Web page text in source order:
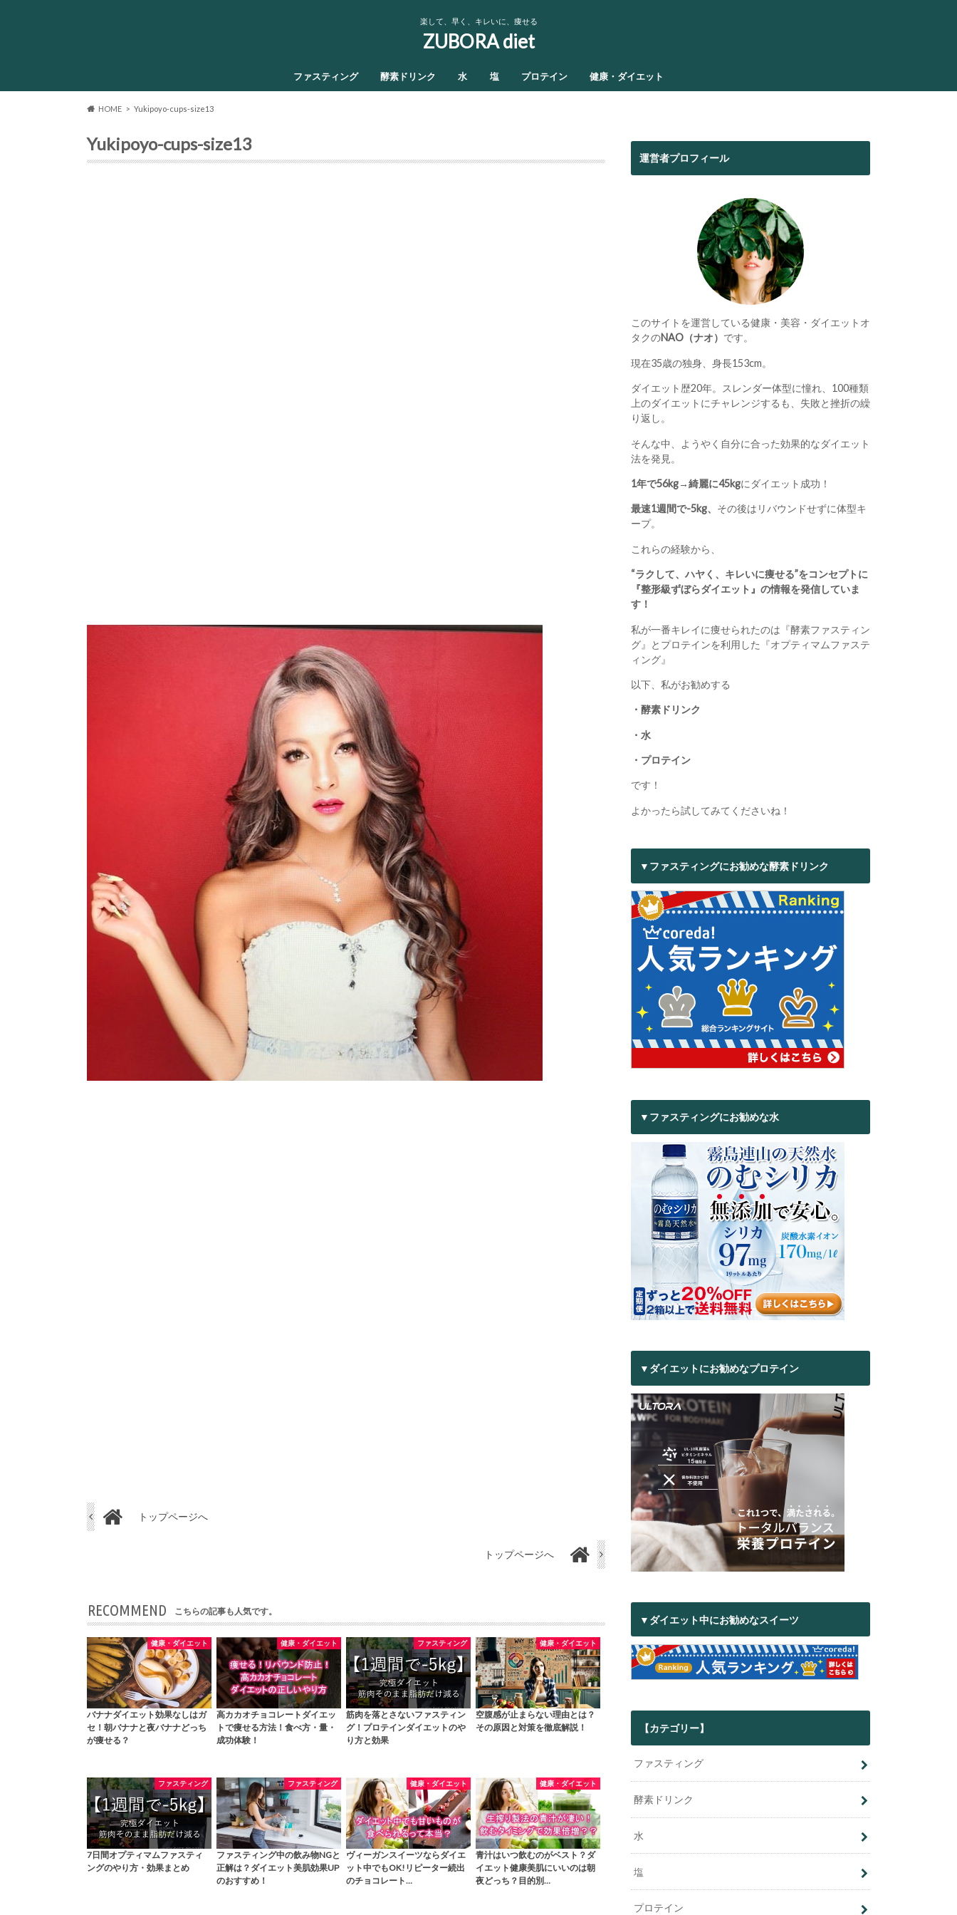
楽して、早く、キレいに、痩せる
ZUBORA diet
ファスティング 酵素ドリンク 水 塩 プロテイン 健康・ダイエット
HOME Yukipoyo-cups-size13
Yukipoyo-cups-size13
トップページへ
トップページへ
RECOMMEND こちらの記事も人気です。
健康・ダイエット
バナナダイエット効果なしはガ
セ！朝バナナと夜バナナどっち
が痩せる？
健康・ダイエット
高カカオチョコレートダイエッ
トで痩せる方法！食べ方・量・
成功体験！
ファスティング
筋肉を落とさないファスティン
グ！プロテインダイエットのや
り方と効果
健康・ダイエット
空腹感が止まらない理由とは？
その原因と対策を徹底解説！
ファスティング
7日間オプティマムファスティ
ングのやり方・効果まとめ
ファスティング
ファスティング中の飲み物NGと
正解は？ダイエット美肌効果UP
のおすすめ！
健康・ダイエット
ヴィーガンスイーツならダイエ
ット中でもOK!リピーター続出
のチョコレート…
健康・ダイエット
青汁はいつ飲むのがベスト？ダ
イエット健康美肌にいいのは朝
夜どっち？目的別…
運営者プロフィール
このサイトを運営している健康・美容・ダイエットオ
タクのNAO（ナオ） です。
現在35歳の独身、身長153cm。
ダイエット歴20年。スレンダー体型に憧れ、100種類
上のダイエットにチャレンジするも、失敗と挫折の繰
り返し。
そんな中、ようやく自分に合った効果的なダイエット
法を発見。
1年で56kg→綺麗に45kgにダイエット成功！
最速1週間で-5kg、 その後はリバウンドせずに体型キ
ープ。
これらの経験から、
“ラクして、ハヤく、キレいに痩せる”をコンセプトに
『整形級ずぼらダイエット』の情報を発信していま
す！
私が一番キレイに痩せられたのは『酵素ファスティン
グ』とプロテインを利用した『オプティマムファステ
ィング』
以下、私がお勧めする
・酵素ドリンク
・水
・プロテイン
です！
よかったら試してみてくださいね！
▼ファスティングにお勧めな酵素ドリンク
▼ファスティングにお勧めな水
▼ダイエットにお勧めなプロテイン
▼ダイエット中にお勧めなスイーツ
【カテゴリー】
ファスティング
酵素ドリンク
水
塩
プロテイン